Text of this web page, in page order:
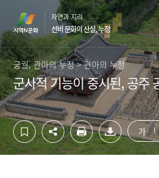
츠
영
역
바
로
가
기
영
역
바
로
가
기
자연과 지리
선비 문화의 산실, 누정
궁궐, 관아의 누정 > 관아의 누정
군사적 기능이 중시된, 공주
가